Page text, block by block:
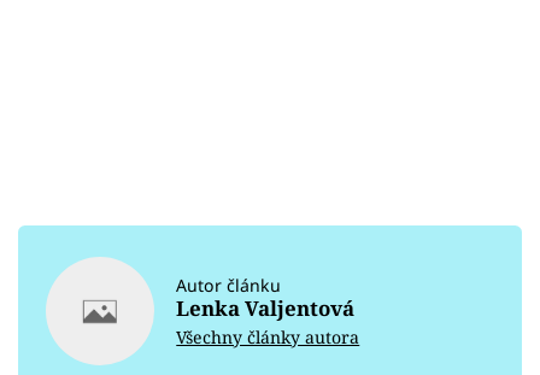
Autor článku
Lenka Valjentová
Všechny články autora